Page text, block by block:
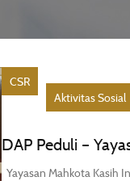
CSR
Aktivitas Sosial
DAP Peduli –
Yayasan Mahkota Kasih